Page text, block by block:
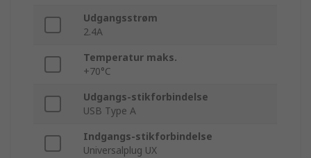
Udgangsstrøm
2.4A
Temperatur maks.
+70°C
Udgangs-stikforbindelse
USB Type A
Indgangs-stikforbindelse
Universalplug UX